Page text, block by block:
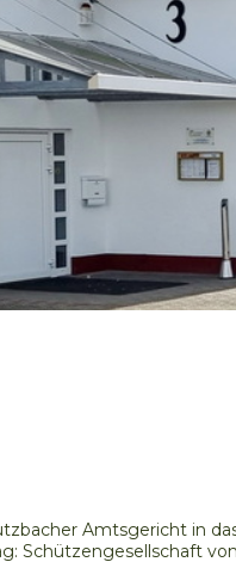
Amtsgericht in
Schützengesellschaft